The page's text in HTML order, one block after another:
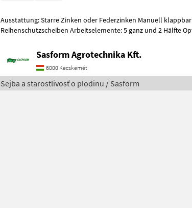
Ausstattung: Starre Zinken oder Federzinken Manuell klappbar
Reihenschutzscheiben Arbeitselemente: 5 ganz und 2 Hälfte Optionen:
Sasform Agrotechnika Kft.
6000 Kecskemét
Sejba a starostlivosť o plodinu / Sasform